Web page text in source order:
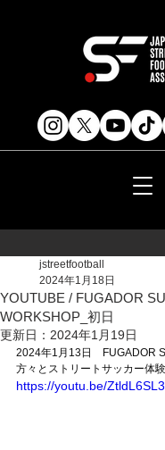
YOUTUBE / FUGADOR
WORKSHOP_初日
jstreetfootball
2024年1月18日
更新日： 2024年1月19日
2024年1月13日　FUGADOR
方々とストリートサッカー体
https://youtu.be/